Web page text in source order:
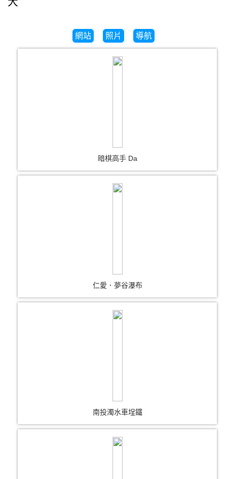
網站 照片 導航
暗棋高手 Da
仁愛．夢谷瀑布
南投濁水車埕鐵